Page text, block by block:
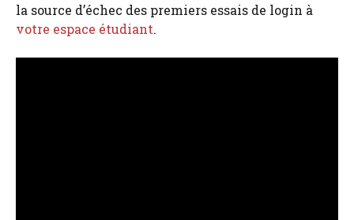
la source d’échec des premiers essais de login à
votre espace étudiant.